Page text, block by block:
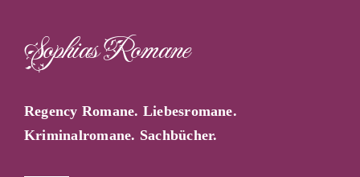
springenSophias Romane
Regency Romane. Liebesromane.
Kriminalromane. Sachbücher.